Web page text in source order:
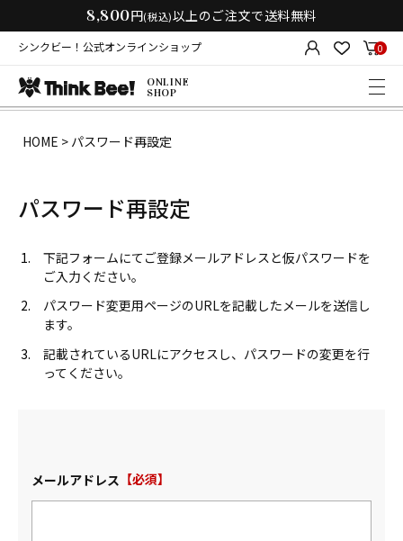
8,800円(税込)以上のご注文で送料無料
シンクビー！公式オンラインショップ 0
ONLINE
SHOP
HOME パスワード再設定
パスワード再設定
下記フォームにてご登録メールアドレスと仮パスワードを
ご入力ください。
パスワード変更用ページのURLを記載したメールを送信し
ます。
記載されているURLにアクセスし、パスワードの変更を行
ってください。
メールアドレス
(必須)